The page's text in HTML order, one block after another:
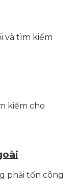
và tìm kiếm
kiếm cho
phải tốn công